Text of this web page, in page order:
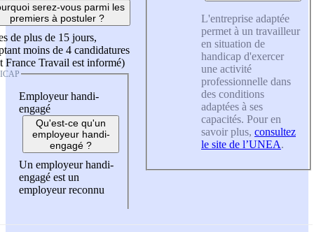
serez-vous parmi les
premiers à postuler ?
de plus de 15 jours,
moins de 4 candidatures
France Travail est informé)
Employeur handi-
engagé
Qu'est-ce qu'un
employeur handi-
engagé ?
Un employeur handi-
engagé est un
employeur reconnu
L'entreprise adaptée
permet à un travailleur
en situation de
handicap d'exercer
une activité
professionnelle dans
des conditions
adaptées à ses
capacités. Pour en
savoir plus, consultez
le site de l’UNEA.